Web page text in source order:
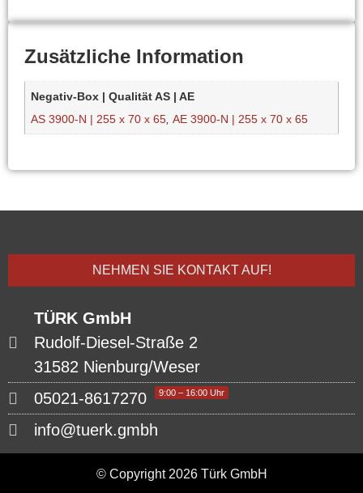
Zusätzliche Information
Negativ-Box | Qualität AS | AE
AS 3900-N | 255 x 70 x 65 ,AE 3900-N | 255 x 70 x 65
NEHMEN SIE KONTAKT AUF!
TÜRK GmbH
Rudolf-Diesel-Straße 2
31582 Nienburg/Weser
05021-8617270
9:00 – 16:00 Uhr
info@tuerk.gmbh
© Copyright 2026 Türk GmbH